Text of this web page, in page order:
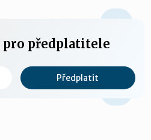
pro předplatitele
Předplatit
/ 0:00